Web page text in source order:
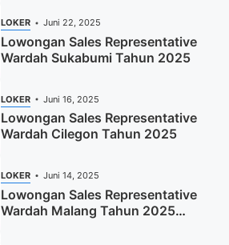
LOKER Juni 22, 2025
Lowongan Sales Representative
Wardah Sukabumi Tahun 2025
LOKER Juni 16, 2025
Lowongan Sales Representative
Wardah Cilegon Tahun 2025
LOKER Juni 14, 2025
Lowongan Sales Representative
Wardah Malang Tahun 2025